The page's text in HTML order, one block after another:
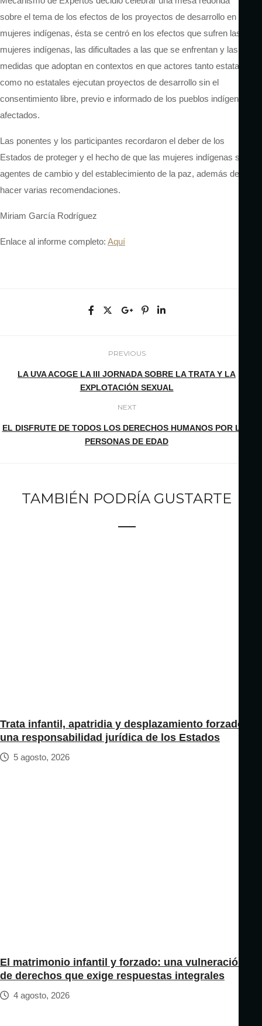
sobre el tema de los efectos de los proyectos de desarrollo en las
mujeres indígenas, ésta se centró en los efectos que sufren las
mujeres indígenas, las dificultades a las que se enfrentan y las
medidas que adoptan en contextos en que actores tanto estatales
como no estatales ejecutan proyectos de desarrollo sin el
consentimiento libre, previo e informado de los pueblos indígenas
afectados.
Las ponentes y los participantes recordaron el deber de los
Estados de proteger y el hecho de que las mujeres indígenas son
agentes de cambio y del establecimiento de la paz, además de
hacer varias recomendaciones.
Miriam García Rodríguez
Enlace al informe completo: Aquí
PREVIOUS
LA UVA ACOGE LA III JORNADA SOBRE LA TRATA Y LA
EXPLOTACIÓN SEXUAL
NEXT
EL DISFRUTE DE TODOS LOS DERECHOS HUMANOS POR LAS
PERSONAS DE EDAD
TAMBIÉN PODRÍA GUSTARTE
Trata infantil, apatridia y desplazamiento forzado:
una responsabilidad jurídica de los Estados
5 agosto, 2026
El matrimonio infantil y forzado: una vulneración
de derechos que exige respuestas integrales
4 agosto, 2026